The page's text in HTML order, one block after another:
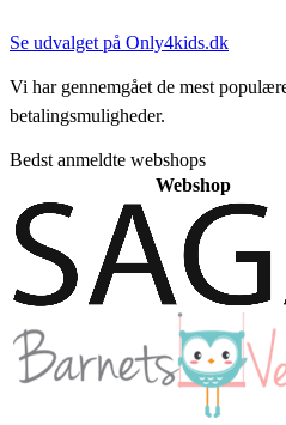
Se udvalget på Only4kids.dk
Vi har gennemgået de mest
betalingsmuligheder.
Bedst anmeldte webshops
Webshop